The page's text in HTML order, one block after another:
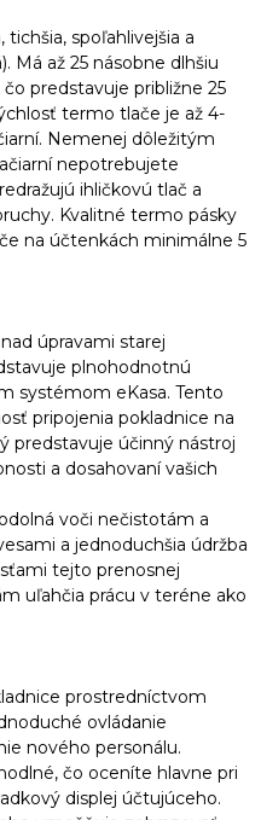
spoľahlivejšia a
Má až 25 násobne dlhšiu
predstavuje približne 25
termo tlače je až 4-
Nemenej dôležitým
nepotrebujete
ihličkovú tlač a
Kvalitné termo pásky
na účtenkách minimálne 5
úpravami starej
plnohodnotnú
systémom eKasa. Tento
pripojenia pokladnice na
predstavuje účinný nástroj
a dosahovaní vašich
voči nečistotám a
a jednoduchšia údržba
tejto prenosnej
uľahčia prácu v teréne ako
prostredníctvom
ovládanie
nového personálu.
čo oceníte hlavne pri
displej účtujúceho.